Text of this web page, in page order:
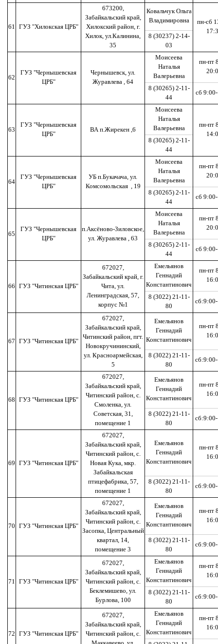
61 ГУЗ "Хилокская ЦРБ"
673200,
Забайкальский край,
Хилокский район, г.
Хилок, ул.Калинина,
35
Ковальчук Ольга
Владимировна
пн-сб
8 (30237) 2-14-
03
62
ГУЗ "Чернышевская
ЦРБ"
Чернышевск, ул.
Журавлева , 64
Моисеева
Наталья
Валерьевна
пн-пт
8 (30265) 2-11-
44
сб
63
ГУЗ "Чернышевская
ЦРБ"
ВА п.Жирекен ,6
Моисеева
Наталья
Валерьевна
пн-пт
8 (30265) 2-11-
44
64
ГУЗ "Чернышевская
ЦРБ"
УБ п.Букачача, ул.
Комсомольская , 19
Моисеева
Наталья
Валерьевна
пн-пт
8 (30265) 2-11-
44
сб
65
ГУЗ "Чернышевская
ЦРБ"
п.Аксёново-Зиловское,
ул. Журавлева , 63
Моисеева
Наталья
Валерьевна
пн-пт
8 (30265) 2-11-
44
сб
66 ГУЗ "Читинская ЦРБ"
672027,
Забайкальский край, г.
Чита, ул.
Ленинградская, 57,
корпус №1
Емельянов
Геннадий
Константинович
пн-пт
8 (3022) 21-11-
80
67 ГУЗ "Читинская ЦРБ"
672027,
Забайкальский край,
Читинский район, пгт.
Новокручининский,
ул. Красноармейская,
5
Емельянов
Геннадий
Константинович
пн-пт
8 (3022) 21-11-
80
68 ГУЗ "Читинская ЦРБ"
672027,
Забайкальский край,
Читинский район, с.
Смоленка, ул.
Советская, 31,
помещение 1
Емельянов
Геннадий
Константинович
пн-пт
8 (3022) 21-11-
80
69 ГУЗ "Читинская ЦРБ"
672027,
Забайкальский край,
Читинский район, с.
Новая Кука, мкр.
Забайкальская
птицефабрика, 57,
помещение 1
Емельянов
Геннадий
Константинович
пн-пт
8 (3022) 21-11-
80
70 ГУЗ "Читинская ЦРБ"
672027,
Забайкальский край,
Читинский район, с.
Засопка, Центральный
квартал, 14,
помещение 3
Емельянов
Геннадий
Константинович
пн-пт
8 (3022) 21-11-
80
71 ГУЗ "Читинская ЦРБ"
672027,
Забайкальский край,
Читинский район, с.
Беклемишево, ул.
Бурлова, 100
Емельянов
Геннадий
Константинович
пн-пт
8 (3022) 21-11-
80
72 ГУЗ "Читинская ЦРБ"
672027,
Забайкальский край,
Читинский район, с.
Емельянов
Геннадий
Константинович
пн-пт